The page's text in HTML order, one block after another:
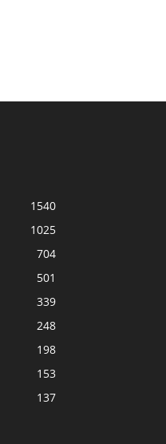
1540
1025
704
501
339
248
198
153
137